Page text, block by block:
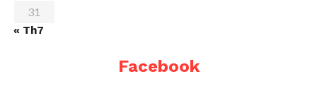
31
« Th7
Facebook